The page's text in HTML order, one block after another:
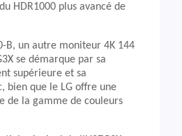
HDR1000 plus avancé de
B, un autre moniteur 4K 144
se démarque par sa
supérieure et sa
bien que le LG offre une
de la gamme de couleurs